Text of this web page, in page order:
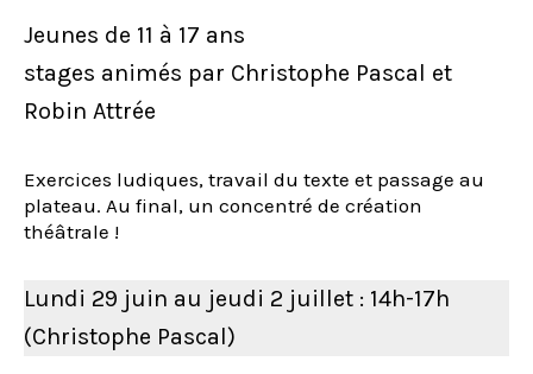
Jeunes de 11 à 17 ans
stages animés par Christophe Pascal et
Robin Attrée
Exercices ludiques, travail du texte et passage au
plateau. Au final, un concentré de création
théâtrale !
Lundi 29 juin au jeudi 2 juillet : 14h-17h
(Christophe Pascal)